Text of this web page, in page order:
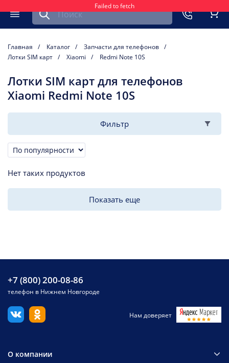
Failed to fetch
Меню
Найти запчасть для мобильного устройства
Главная Каталог
Запчасти для телефонов
Лотки SIM карт
Xiaomi Redmi Note 10S
Лотки SIM карт для телефонов
Xiaomi Redmi Note 10S
Фильтр
Сортировка
Нет таких продуктов
Показать еще
+7 (800) 200-08-86
телефон в Нижнем Новгороде
Нам доверяет
О компании